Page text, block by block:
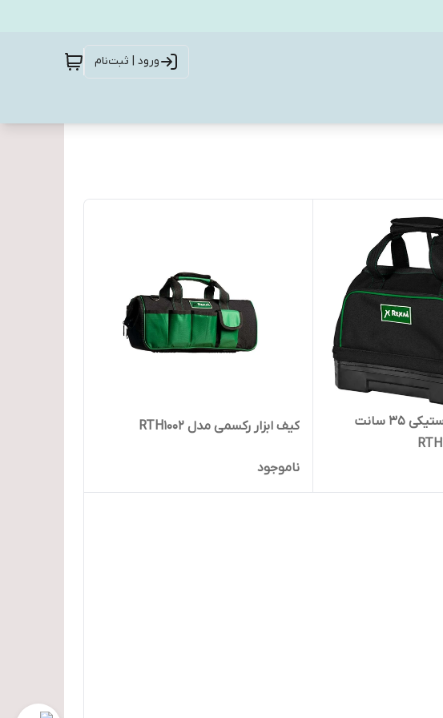
ورود | ثبت‌نام
کیف ابزار کف پلاستیکی 35 سانت
کیف ابزار رکسمی مدل RTH1002
ناموجود